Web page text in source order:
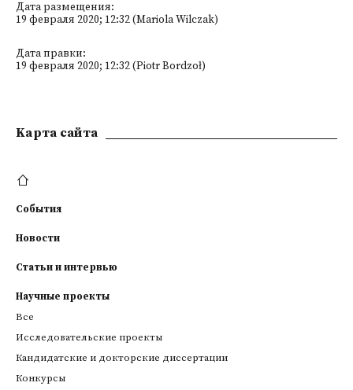
Дата размещения:
19 февраля 2020; 12:32 (Mariola Wilczak)
Дата правки:
19 февраля 2020; 12:32 (Piotr Bordzoł)
Kарта сайта
События
Новости
Статьи и интервью
Научные проекты
Все
Исследовательские проекты
Кандидатские и докторские диссертации
Конкурсы